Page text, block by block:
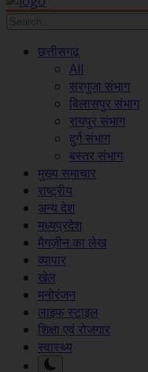
छत्तीसगढ़
All
सरगुजा संभाग
बिलासपुर संभाग
रायपुर संभाग
दुर्ग संभाग
बस्तर संभाग
मुख्य समाचार
राष्ट्रीय
अन्य देश
मध्यप्रदेश
मैगज़ीन का लेख
व्यापार
खेल
मनोरंजन
लाइफ स्टाइल
शिक्षा एवं रोजगार
स्वास्थ्य